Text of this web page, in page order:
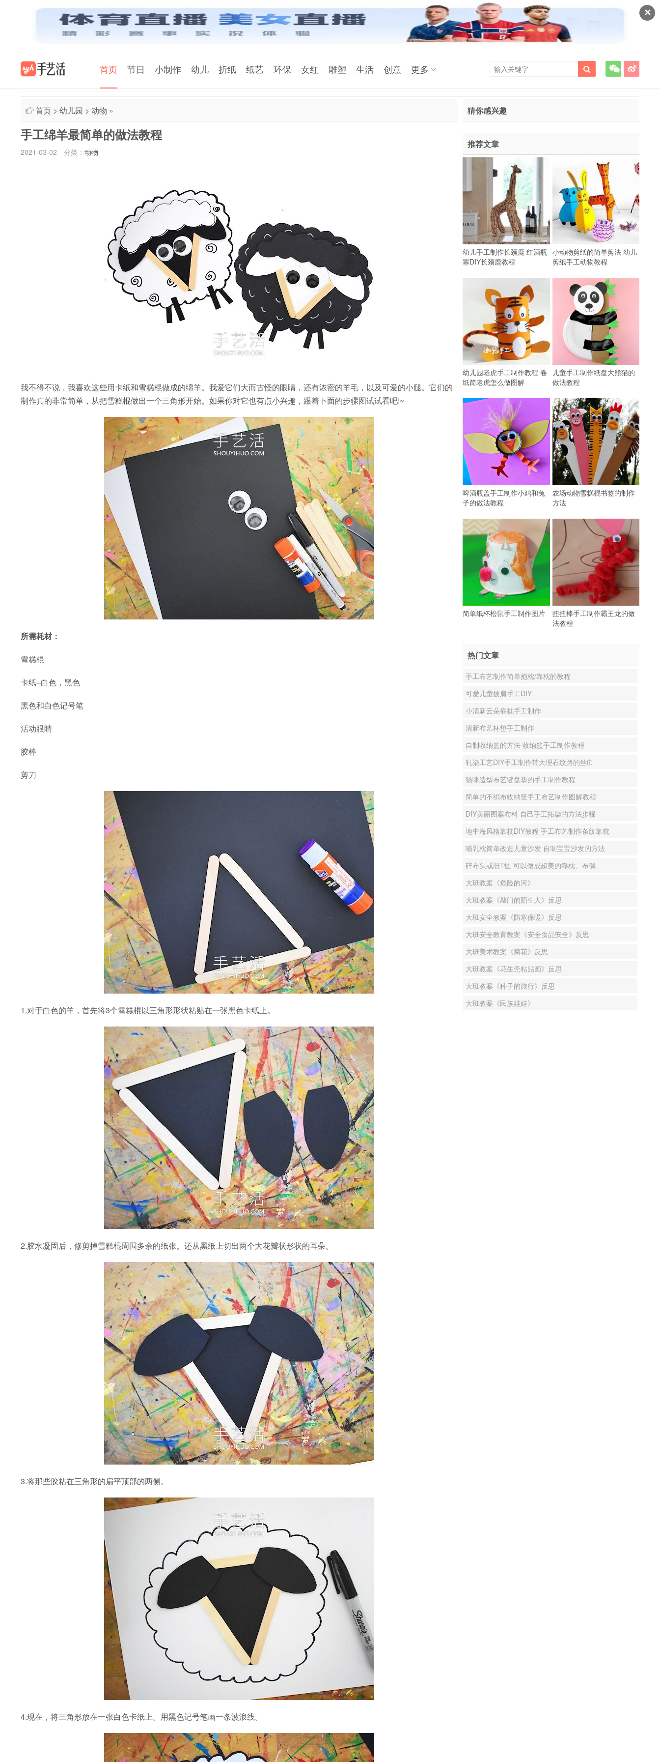
✕
首页 节日 小制作 幼儿 折纸 纸艺 环保 女红 雕塑 生活 创意 更多
首页 > 幼儿园 > 动物 »
手工绵羊最简单的做法教程
2021-03-02 分类： 动物
我不得不说，我喜欢这些用卡纸和雪糕棍做成的绵羊。我爱它们大而古怪的眼睛，还有浓密的羊毛，以及可爱的小腿。它们的
制作真的非常简单，从把雪糕棍做出一个三角形开始。如果你对它也有点小兴趣，跟着下面的步骤图试试看吧!~
所需耗材：
雪糕棍
卡纸–白色，黑色
黑色和白色记号笔
活动眼睛
胶棒
剪刀
1.对于白色的羊，首先将3个雪糕棍以三角形形状粘贴在一张黑色卡纸上。
2.胶水凝固后，修剪掉雪糕棍周围多余的纸张。还从黑纸上切出两个大花瓣状形状的耳朵。
3.将那些胶粘在三角形的扁平顶部的两侧。
4.现在，将三角形放在一张白色卡纸上。用黑色记号笔画一条波浪线。
猜你感兴趣
推荐文章
幼儿手工制作长颈鹿 红酒瓶
塞DIY长颈鹿教程
小动物剪纸的简单剪法 幼儿
剪纸手工动物教程
幼儿园老虎手工制作教程 卷
纸筒老虎怎么做图解
儿童手工制作纸盘大熊猫的
做法教程
啤酒瓶盖手工制作小鸡和兔
子的做法教程
农场动物雪糕棍书签的制作
方法
简单纸杯松鼠手工制作图片
扭扭棒手工制作霸王龙的做
法教程
热门文章
手工布艺制作简单抱枕/靠枕的教程
可爱儿童披肩手工DIY
小清新云朵靠枕手工制作
清新布艺杯垫手工制作
自制收纳篮的方法 收纳篮手工制作教程
轧染工艺DIY手工制作带大理石纹路的丝巾
猫咪造型布艺键盘垫的手工制作教程
简单的不织布收纳筐手工布艺制作图解教程
DIY美丽图案布料 自己手工拓染的方法步骤
地中海风格靠枕DIY教程 手工布艺制作条纹靠枕
哺乳枕简单改造儿童沙发 自制宝宝沙发的方法
碎布头或旧T恤 可以做成超美的靠枕、布偶
大班教案《危险的河》
大班教案《敲门的陌生人》反思
大班安全教案《防寒保暖》反思
大班安全教育教案《安全食品安全》反思
大班美术教案《菊花》反思
大班教案《花生壳粘贴画》反思
大班教案《种子的旅行》反思
大班教案《民族娃娃》